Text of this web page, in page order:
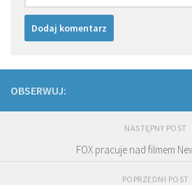
OBSERWUJ:
NASTĘPNY POST
FOX pracuje nad filmem
POPRZEDNI POST